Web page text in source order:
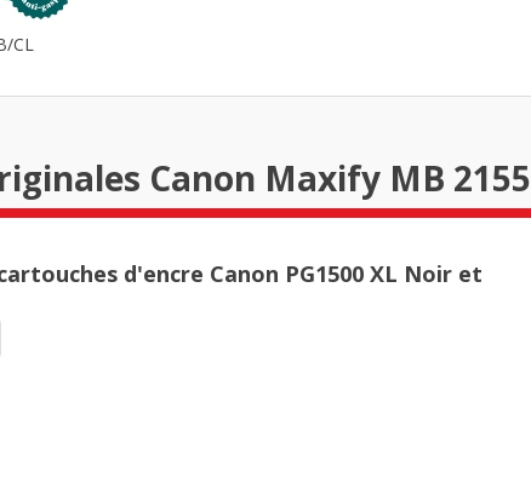
CL
Canon Maxify MB 2155
d'encre Canon PG1500 XL Noir et